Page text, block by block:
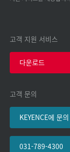
고객 지원 서비스
다운로드
고객 문의
KEYENCE에 문의
031-789-4300